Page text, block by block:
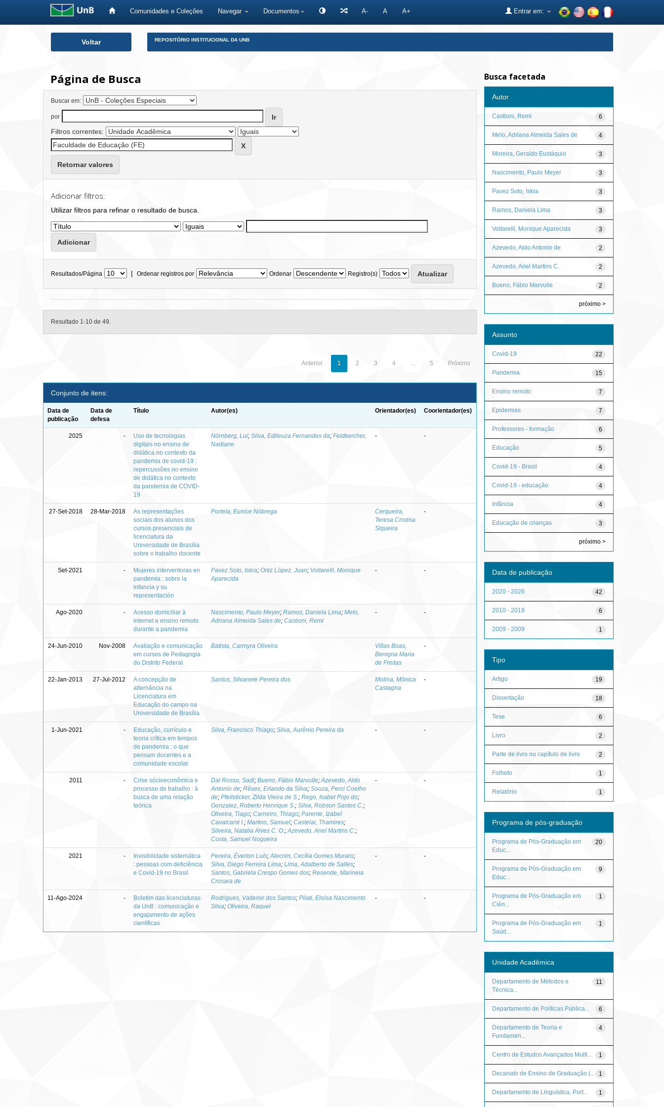
Comunidades e Coleções Navegar Documentos A- A A+ Entrar em:
Voltar REPOSITÓRIO INSTITUCIONAL DA UNB
Página de Busca
Buscar em:
por
Filtros correntes:
Retornar valores
Adicionar filtros:
Utilizar filtros para refinar o resultado de busca.
Resultados/Página | Ordenar registros por Ordenar Registro(s)
Resultado 1-10 de 49.
Anterior 1 2 3 4 ... 5 Próximo
Conjunto de itens:
Data de
publicação
Data de
defesa
Título Autor(es) Orientador(es) Coorientador(es)
2025 -
Uso de tecnologias
digitais no ensino de
didática no contexto da
pandemia de covid-19 :
repercussões no ensino
de didática no contexto
da pandemia de COVID-
19
Nörnberg, Lui;Silva, Edileuza Fernandes da;Feldkercher,
Nadiane
- -
27-Set-2018 28-Mar-2018
As representações
sociais dos alunos dos
cursos presenciais de
licenciatura da
Universidade de Brasília
sobre o trabalho docente
Portela, Eunice Nóbrega
Cerqueira,
Teresa Cristina
Siqueira
-
Set-2021 -
Mujeres interventoras en
pandemia : sobre la
infancia y su
representación
Pavez Soto, Iskra;Ortiz López, Juan; Voltarelli, Monique
Aparecida
- -
Ago-2020 -
Acesso domiciliar à
internet e ensino remoto
durante a pandemia
Nascimento, Paulo Meyer;Ramos, Daniela Lima;Melo,
Adriana Almeida Sales de;Castioni, Remi
- -
24-Jun-2010 Nov-2008
Avaliação e comunicação
em cursos de Pedagogia
do Distrito Federal
Batista, Carmyra Oliveira
Villas Boas,
Benigna Maria
de Freitas
-
22-Jan-2013 27-Jul-2012
A concepção de
alternância na
Licenciatura em
Educação do campo na
Universidade de Brasília
Santos, Silvanete Pereira dos
Molina, Mônica
Castagna
-
1-Jun-2021 -
Educação, currículo e
teoria crítica em tempos
de pandemia : o que
pensam docentes e a
comunidade escolar
Silva, Francisco Thiago;Silva, Aurênio Pereira da - -
2011 -
Crise sócioeconômica e
processo de trabalho : à
busca de uma relação
teórica
Dal Rosso, Sadi;Bueno, Fábio Marvulle;Azevedo, Aldo
Antonio de;Rêses, Erlando da Silva;Souza, Perci Coelho
de;Pfeilsticker, Zilda Vieira de S.;Rego, Isabel Pojo do;
Gonzalez, Roberto Henrique S.;Silva, Robson Santos C.;
Oliveira, Tiago;Carneiro, Thiago;Parente, Izabel
Cavalcanti I.;Martins, Samuel;Castelar, Thamires;
Silveira, Natalia Alves C. O.;Azevedo, Ariel Martins C.;
Costa, Samuel Nogueira
- -
2021 -
Invisibilidade sistemática
: pessoas com deficiência
e Covid-19 no Brasil
Pereira, Éverton Luís;Alecrim, Cecília Gomes Muraro;
Silva, Diego Ferreira Lima;Lima, Adalberto de Salles;
Santos, Gabriela Crespo Gomes dos;Resende, Marineia
Crosara de
- -
11-Ago-2024 -
Boletim das licenciaturas
da UnB : comunicação e
engajamento de ações
científicas
Rodrigues, Valtemir dos Santos;Pilati, Eloisa Nascimento
Silva;Oliveira, Raquel
- -
Busca facetada
Autor
6
Castioni, Remi
4
Melo, Adriana Almeida Sales de
3
Moreira, Geraldo Eustáquio
3
Nascimento, Paulo Meyer
3
Pavez Soto, Iskra
3
Ramos, Daniela Lima
3
Voltarelli, Monique Aparecida
2
Azevedo, Aldo Antonio de
2
Azevedo, Ariel Martins C.
2
Bueno, Fábio Marvulle
próximo >
Assunto
22
Covid-19
15
Pandemia
7
Ensino remoto
7
Epidemias
6
Professores - formação
5
Educação
4
Covid-19 - Brasil
4
Covid-19 - educação
4
Infância
3
Educação de crianças
próximo >
Data de publicação
42
2020 - 2026
6
2010 - 2019
1
2009 - 2009
Tipo
19
Artigo
18
Dissertação
6
Tese
2
Livro
2
Parte de livro ou capítulo de livro
1
Folheto
1
Relatório
Programa de pós-graduação
20
Programa de Pós-Graduação em
Educ...
9
Programa de Pós-Graduação em
Educ...
1
Programa de Pós-Graduação em
Ciên...
1
Programa de Pós-Graduação em
Saúd...
Unidade Acadêmica
11
Departamento de Métodos e
Técnica...
6
Departamento de Políticas Pública...
4
Departamento de Teoria e
Fundamen...
1
Centro de Estudos Avançados Multi...
1
Decanato de Ensino de Graduação (...
1
Departamento de Linguística, Port...